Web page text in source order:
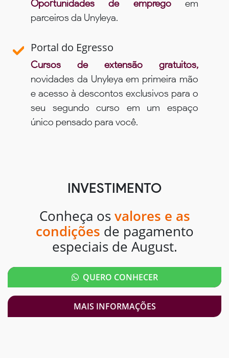
Oportunidades de empregoem
parceiros da Unyleya.
Portal do Egresso
Cursos de extensão gratuitos,
novidades da Unyleya em primeira mão
e acesso à descontos exclusivos para o
seu segundo curso em um espaço
único pensado para você.
INVESTIMENTO
Conheça os valores e as
condições de pagamento
especiais de August.
QUERO CONHECER
MAIS INFORMAÇÕES